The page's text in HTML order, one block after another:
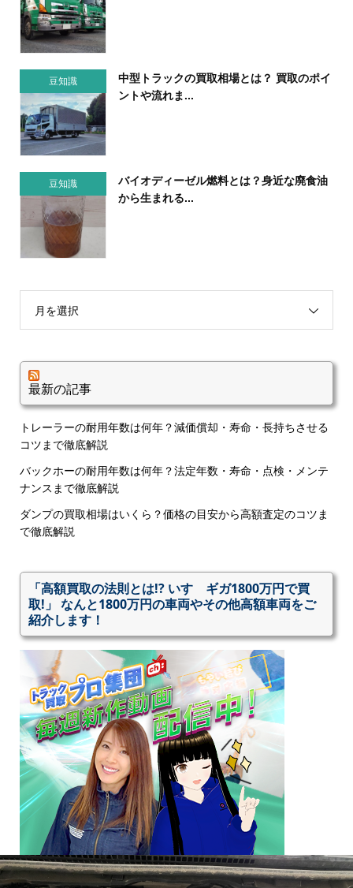
豆知識
中型トラックの買取相場とは？ 買取のポイ
ントや流れま...
豆知識
バイオディーゼル燃料とは？身近な廃食油
から生まれる...
月を選択
最新の記事
トレーラーの耐用年数は何年？減価償却・寿命・長持ちさせる
コツまで徹底解説
バックホーの耐用年数は何年？法定年数・寿命・点検・メンテ
ナンスまで徹底解説
ダンプの買取相場はいくら？価格の目安から高額査定のコツま
で徹底解説
「高額買取の法則とは!? いすゞギガ1800万円で買
取!」 なんと1800万円の車両やその他高額車両をご
紹介します！